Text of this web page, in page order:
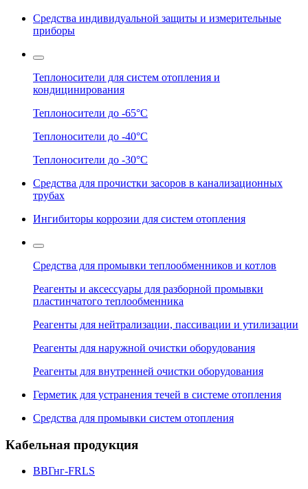
Средства индивидуальной защиты и измерительные
приборы
Теплоносители для систем отопления и
кондицинирования
Теплоносители до -65°C
Теплоносители до -40°C
Теплоносители до -30°C
Средства для прочистки засоров в канализационных
трубах
Ингибиторы коррозии для систем отопления
Средства для промывки теплообменников и котлов
Реагенты и аксессуары для разборной промывки
пластинчатого теплообменника
Реагенты для нейтрализации, пассивации и утилизации
Реагенты для наружной очистки оборудования
Реагенты для внутренней очистки оборудования
Герметик для устранения течей в системе отопления
Средства для промывки систем отопления
Кабельная продукция
ВВГнг-FRLS